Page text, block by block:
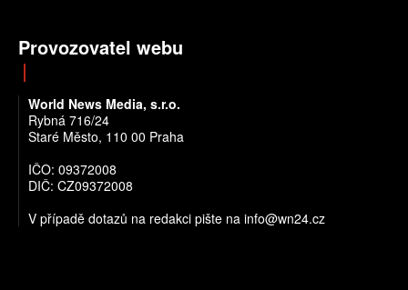
Provozovatel webu
World News Media, s.r.o.
Rybná 716/24
Staré Město, 110 00 Praha
IČO: 09372008
DIČ: CZ09372008
V případě dotazů na redakci pište na info@wn24.cz